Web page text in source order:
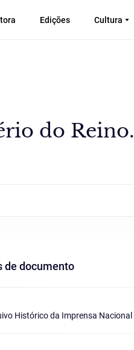
Edições Cultura
do Reino.
de documento
Histórico da Imprensa Nacional